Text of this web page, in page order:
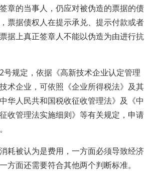
章的当事人，仍应对被伪造的票据的债
票据债权人在提示承兑、提示付款或者
据上真正签章人不能以伪造为由进行抗
号规定，依据《高新技术企业认定管理
术企业，可依照《企业所得税法》及其
华人民共和国税收征收管理法》及《中
收管理法实施细则》等有关规定，申请
耗被认为是费用，一方面必须导致经济
方面还需要符合其他两个判断标准。